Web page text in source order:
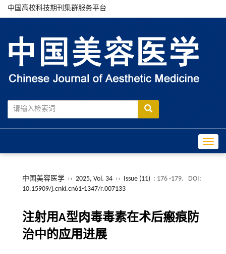
中国高校科技期刊集群服务平台
中国美容医学 ›› 2025, Vol. 34 ›› Issue (11) : 176 -179.
DOI:
10.15909/j.cnki.cn61-1347/r.007133
注射用A型肉毒毒素在术后瘢痕防
治中的应用进展